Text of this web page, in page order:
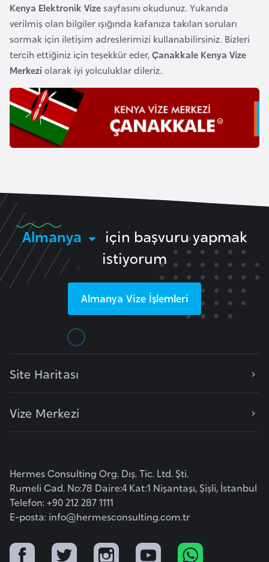
Kenya Elektronik Vizesayfasını okudunuz. Yukarıda
verilmiş olan bilgiler ışığında kafanıza takılan soruları
sormak için iletişim adreslerimizi kullanabilirsiniz. Bizleri
tercih ettiğiniz için teşekkür eder,Çanakkale Kenya Vize
Merkezi olarak iyi yolculuklar dileriz.
Almanya
için başvuru yapmak
istiyorum
Almanya Vize İşlemleri
Site Haritası
Vize Merkezi
Hermes Consulting Org. Dış. Tic. Ltd. Şti.
Rumeli Cad. No:78 Daire:4 Kat:1 Nişantaşı, Şişli, İstanbul
Telefon: +90 212 287 1111
E-posta: info@hermesconsulting.com.tr
C
i
b
u
t
i
Ç
D
n
m
a
e
m
k
i
k
K
o
n
g